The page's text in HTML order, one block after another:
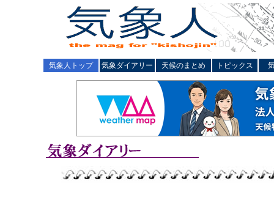
気象人トップ 気象ダイアリー 天候のまとめ トピックス